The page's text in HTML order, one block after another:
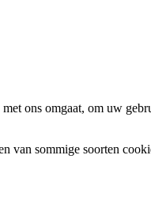
ons omgaat, om uw
van sommige soorten